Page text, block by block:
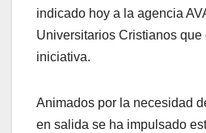
indicado hoy a la agencia
Universitarios Cristianos
iniciativa.
Animados por la necesidad
en salida se ha impulsado